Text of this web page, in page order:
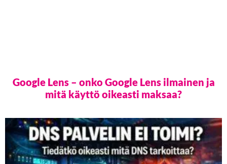
Google Lens – onko Google Lens ilmainen ja
mitä käyttö oikeasti maksaa?